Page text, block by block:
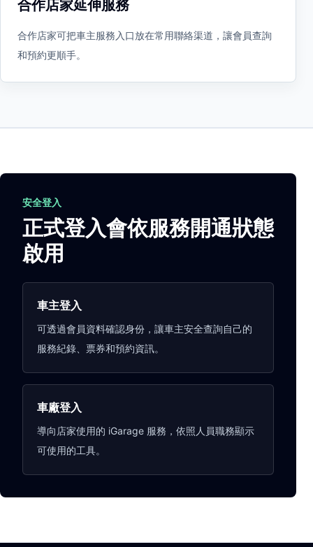
合作店家延伸服務
合作店家可把車主服務入口放在常用聯絡渠道，讓會員查詢
和預約更順手。
安全登入
正式登入會依服務開通狀態
啟用
車主登入
可透過會員資料確認身份，讓車主安全查詢自己的
服務紀錄、票券和預約資訊。
車廠登入
導向店家使用的 iGarage 服務，依照人員職務顯示
可使用的工具。